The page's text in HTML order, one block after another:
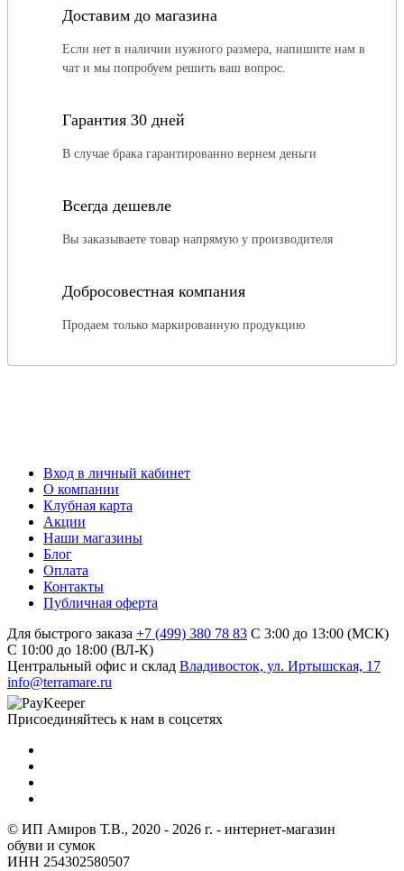
Доставим до магазина
Если нет в наличии нужного размера, напишите нам в
чат и мы попробуем решить ваш вопрос.
Гарантия 30 дней
В случае брака гарантированно вернем деньги
Всегда дешевле
Вы заказываете товар напрямую у производителя
Добросовестная компания
Продаем только маркированную продукцию
Вход в личный кабинет
О компании
Клубная карта
Акции
Наши магазины
Блог
Оплата
Контакты
Публичная оферта
Для быстрого заказа +7 (499) 380 78 83 С 3:00 до 13:00 (МСК)
C 10:00 до 18:00 (ВЛ-К)
Центральный офис и склад Владивосток, ул. Иртышская, 17
info@terramare.ru
Присоединяйтесь к нам в соцсетях
© ИП Амиров Т.В., 2020 - 2026 г. - интернет-магазин
обуви и сумок
ИНН 254302580507